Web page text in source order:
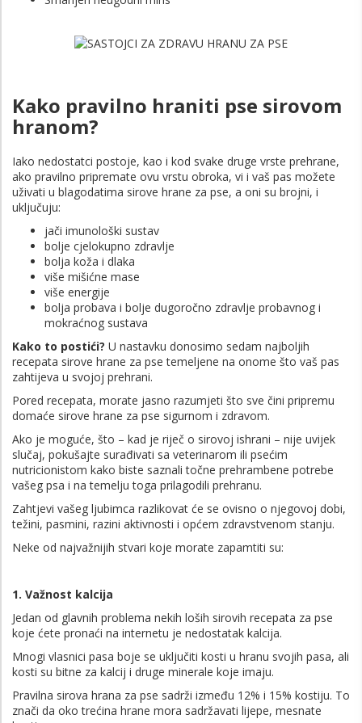
Kako pravilno hraniti pse sirovom
hranom?
Iako nedostatci postoje, kao i kod svake druge vrste prehrane,
ako pravilno pripremate ovu vrstu obroka, vi i vaš pas možete
uživati u blagodatima sirove hrane za pse, a oni su brojni, i
uključuju:
jači imunološki sustav
bolje cjelokupno zdravlje
bolja koža i dlaka
više mišićne mase
više energije
bolja probava i bolje dugoročno zdravlje probavnog i
mokraćnog sustava
Kako to postići? U nastavku donosimo sedam najboljih
recepata sirove hrane za pse temeljene na onome što vaš pas
zahtijeva u svojoj prehrani.
Pored recepata, morate jasno razumjeti što sve čini pripremu
domaće sirove hrane za pse sigurnom i zdravom.
Ako je moguće, što – kad je riječ o sirovoj ishrani – nije uvijek
slučaj, pokušajte surađivati ​​sa veterinarom ili psećim
nutricionistom kako biste saznali točne prehrambene potrebe
vašeg psa i na temelju toga prilagodili prehranu.
Zahtjevi vašeg ljubimca razlikovat će se ovisno o njegovoj dobi,
težini, pasmini, razini aktivnosti i općem zdravstvenom stanju.
Neke od najvažnijih stvari koje morate zapamtiti su:
1. Važnost kalcija
Jedan od glavnih problema nekih loših sirovih recepata za pse
koje ćete pronaći na internetu je nedostatak kalcija.
Mnogi vlasnici pasa boje se uključiti kosti u hranu svojih pasa, ali
kosti su bitne za kalcij i druge minerale koje imaju.
Pravilna sirova hrana za pse sadrži između 12% i 15% kostiju. To
znači da oko trećina hrane mora sadržavati lijepe, mesnate